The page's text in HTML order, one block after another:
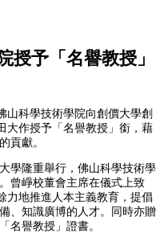
授予「名譽教授」
山科學技術學院向創價大學創
大作授予「名譽教授」銜，藉
貢獻。
學隆重舉行，佛山科學技術學
曾崢校董會主席在儀式上致
力地推進人本主義教育，提倡
、知識廣博的人才。同時亦贈
名譽教授」證書。